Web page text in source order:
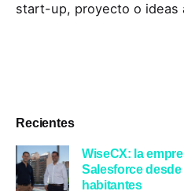
Recientes
WiseCX: la
Salesforce
habitantes
start-up, proyecto o ideas